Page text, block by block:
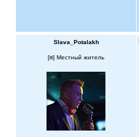
Slava_Potalakh
[ ] Местный житель